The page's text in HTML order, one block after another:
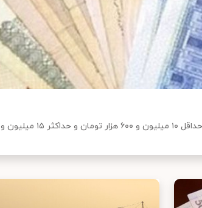
کلیه کارگران مشمول قانون کار امسال حداقل ۱۰ میلیون و ۶۰۰ هزار تومان و حداکثر ۱۵ میلیون و